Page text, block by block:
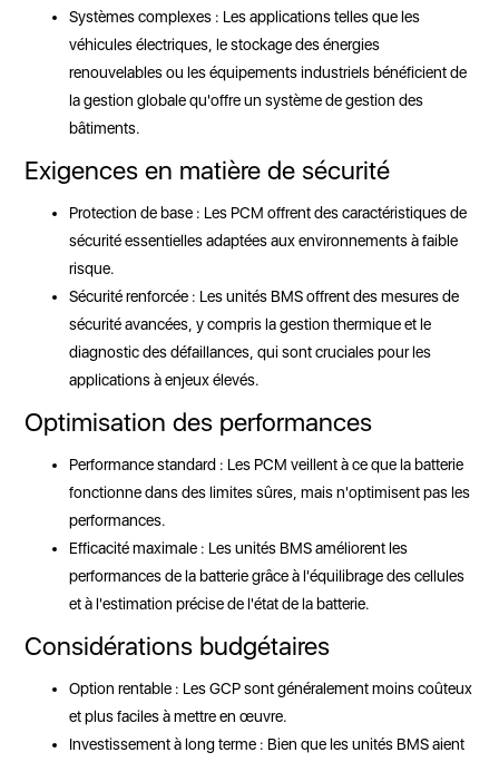
Systèmes complexes : Les applications telles que les
véhicules électriques, le stockage des énergies
renouvelables ou les équipements industriels bénéficient de
la gestion globale qu'offre un système de gestion des
bâtiments.
Exigences en matière de sécurité
Protection de base : Les PCM offrent des caractéristiques de
sécurité essentielles adaptées aux environnements à faible
risque.
Sécurité renforcée : Les unités BMS offrent des mesures de
sécurité avancées, y compris la gestion thermique et le
diagnostic des défaillances, qui sont cruciales pour les
applications à enjeux élevés.
Optimisation des performances
Performance standard : Les PCM veillent à ce que la batterie
fonctionne dans des limites sûres, mais n'optimisent pas les
performances.
Efficacité maximale : Les unités BMS améliorent les
performances de la batterie grâce à l'équilibrage des cellules
et à l'estimation précise de l'état de la batterie.
Considérations budgétaires
Option rentable : Les GCP sont généralement moins coûteux
et plus faciles à mettre en œuvre.
Investissement à long terme : Bien que les unités BMS aient